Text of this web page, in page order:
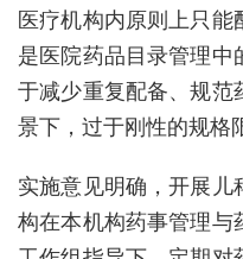
医疗机构内原则上只
是医院药品目录管理
于减少重复配备、规范
景下，过于刚性的规格
实施意见明确，开展
构在本机构药事管理